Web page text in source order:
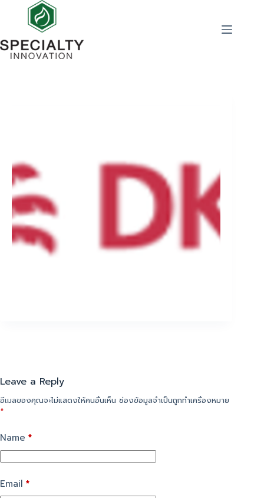
Leave a Reply
อีเมลของคุณจะไม่แสดงให้คนอื่นเห็น ช่องข้อมูลจำเป็นถูกทำเครื่องหมาย
*
Name *
Email *